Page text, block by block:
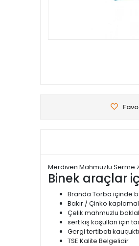
Merdiven Mahmuzlu Serme
Binek araçlar
Branda Torba içinde
Bakır / Çinko
Çelik mahmuzlu
sert kış koşulları için
Gergi tertibatı
TSE Kalite Belgelidir